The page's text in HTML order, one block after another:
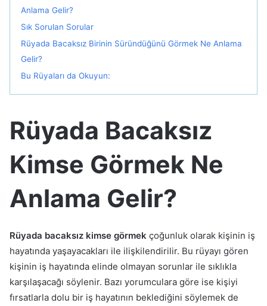
Anlama Gelir?
Sık Sorulan Sorular
Rüyada Bacaksız Birinin Süründüğünü Görmek Ne Anlama
Gelir?
Bu Rüyaları da Okuyun:
Rüyada Bacaksız
Kimse Görmek Ne
Anlama Gelir?
Rüyada bacaksız kimse görmek çoğunluk olarak kişinin iş
hayatında yaşayacakları ile ilişkilendirilir. Bu rüyayı gören
kişinin iş hayatında elinde olmayan sorunlar ile sıklıkla
karşılaşacağı söylenir. Bazı yorumculara göre ise kişiyi
fırsatlarla dolu bir iş hayatının beklediğini söylemek de